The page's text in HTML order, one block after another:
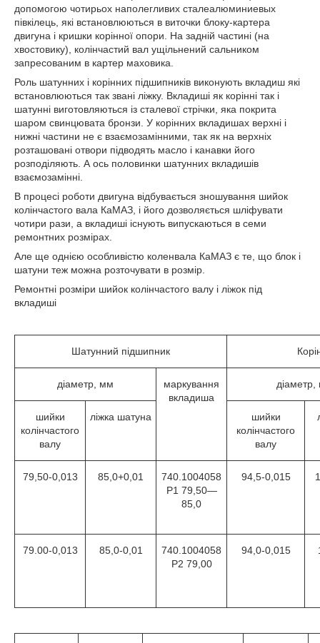
допомогою чотирьох наполегливих сталеалюминиевых
півкілець, які встановлюються в виточки блоку-картера
двигуна і кришки корінної опори. На задній частині (на
хвостовику), колінчастий вал ущільнений сальником
запресованим в картер маховика.
Роль шатунних і корінних підшипників виконують вкладиш які
встановлюються так звані ліжку. Вкладиші як корінні так і
шатунні виготовляються із сталевої стрічки, яка покрита
шаром свинцювата бронзи. У корінних вкладишах верхні і
нижні частини не є взаємозамінними, так як на верхніх
розташовані отвори підводять масло і канавки його
розподіляють. А ось половинки шатунних вкладишів
взаємозамінні.
В процесі роботи двигуна відбувається зношування шийок
колінчастого вала КаМАЗ, і його дозволяється шліфувати
чотири рази, а вкладиші існують випускаються в семи
ремонтних розмірах.
Але ще однією особливістю коленвала КаМАЗ є те, що блок і
шатуни теж можна розточувати в розмір.
Ремонтні розміри шийок колінчастого валу і ліжок під
вкладиші
Шатунний підшипник
діаметр, мм
маркування
вкладиша
шийки
колінчастого
валу
ліжка шатуна
шийки
колінчастого
валу
79,50-0,013 85,0+0,01
740.1004058
Р1 79,50—
85,0
94,5-0,015
79.00-0,013 85,0-0,01
740.1004058
Р2 79,00
94,0-0,015